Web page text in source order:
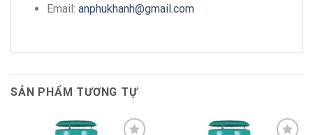
Email: anphukhanh@gmail.com
SẢN PHẨM TƯƠNG TỰ